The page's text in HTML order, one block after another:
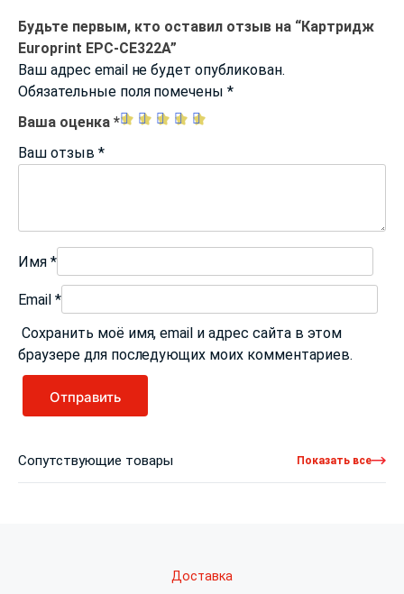
Будьте первым, кто оставил отзыв на “Картридж
Europrint EPC-CE322A”
Ваш адрес email не будет опубликован.
Обязательные поля помечены*
Ваша оценка *
Ваш отзыв *
Имя *
Email *
Сохранить моё имя, email и адрес сайта в этом
браузере для последующих моих комментариев.
Сопутствующие товары Показать все
Доставка